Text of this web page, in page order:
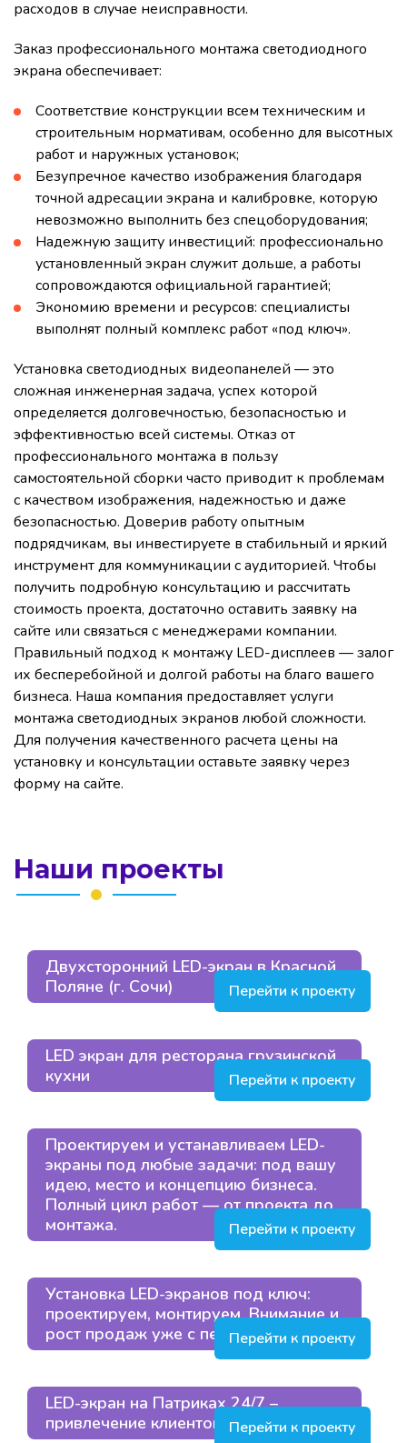
расходов в случае неисправности.
Заказ профессионального монтажа светодиодного
экрана обеспечивает:
Соответствие конструкции всем техническим и
строительным нормативам, особенно для высотных
работ и наружных установок;
Безупречное качество изображения благодаря
точной адресации экрана и калибровке, которую
невозможно выполнить без спецоборудования;
Надежную защиту инвестиций: профессионально
установленный экран служит дольше, а работы
сопровождаются официальной гарантией;
Экономию времени и ресурсов: специалисты
выполнят полный комплекс работ «под ключ».
Установка светодиодных видеопанелей — это
сложная инженерная задача, успех которой
определяется долговечностью, безопасностью и
эффективностью всей системы. Отказ от
профессионального монтажа в пользу
самостоятельной сборки часто приводит к проблемам
с качеством изображения, надежностью и даже
безопасностью. Доверив работу опытным
подрядчикам, вы инвестируете в стабильный и яркий
инструмент для коммуникации с аудиторией. Чтобы
получить подробную консультацию и рассчитать
стоимость проекта, достаточно оставить заявку на
сайте или связаться с менеджерами компании.
Правильный подход к монтажу LED-дисплеев — залог
их бесперебойной и долгой работы на благо вашего
бизнеса. Наша компания предоставляет услуги
монтажа светодиодных экранов любой сложности.
Для получения качественного расчета цены на
установку и консультации оставьте заявку через
форму на сайте.
Наши проекты
Двухсторонний LED-экран в Красной
Поляне (г. Сочи)
Перейти к проекту
LED экран для ресторана грузинской
кухни
Перейти к проекту
Проектируем и устанавливаем LED-
экраны под любые задачи: под вашу
идею, место и концепцию бизнеса.
Полный цикл работ — от проекта до
монтажа.
Перейти к проекту
Установка LED-экранов под ключ:
проектируем, монтируем. Внимание и
рост продаж уже с первых дней
Перейти к проекту
LED-экран на Патриках 24/7 –
привлечение клиентов
Перейти к проекту